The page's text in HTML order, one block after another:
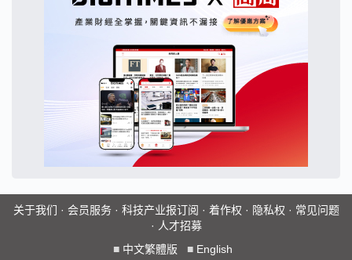
关于我们 · 会员服务· 科技产业报订阅 · 着作权 · 隐私权 · 常见问题
· 人才招募
■ 中文繁體版 ■ English